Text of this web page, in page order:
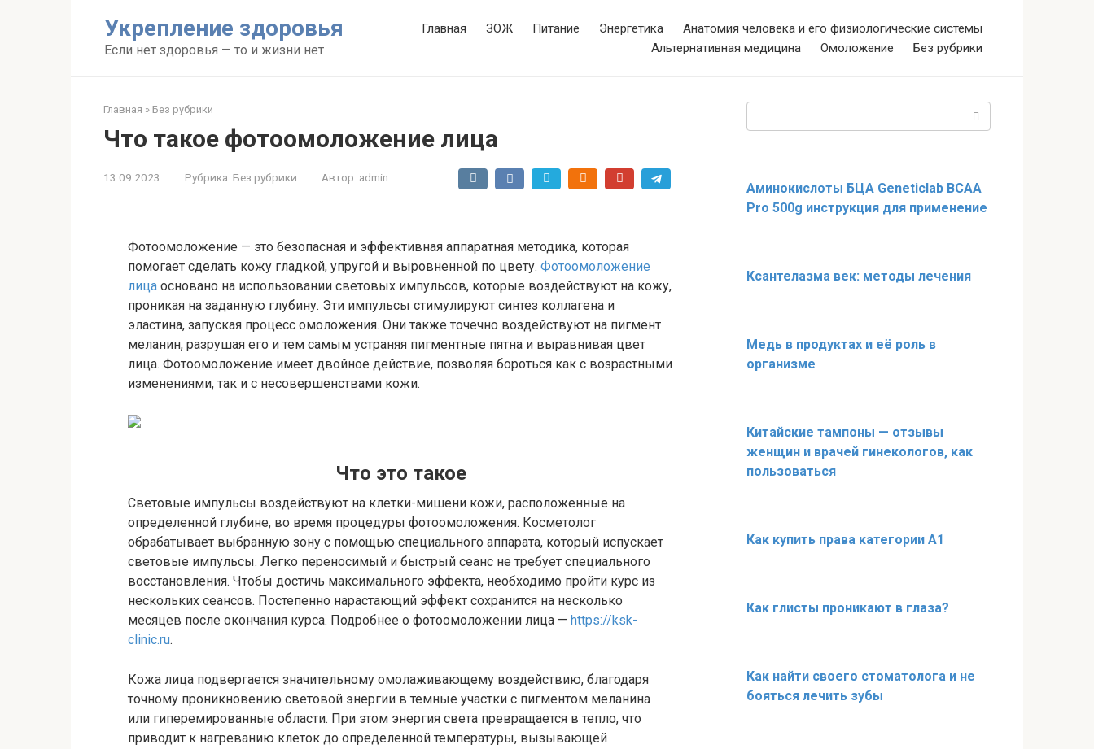
Укрепление здоровья
Если нет здоровья — то и жизни нет
Главная ЗОЖ Питание Энергетика
Анатомия человека и его физиологические системы
Альтернативная медицина
Омоложение Без рубрики
Главная » Без рубрики
Что такое фотоомоложение лица
13.09.2023 Рубрика: Без рубрики Автор: admin
Фотоомоложение — это безопасная и эффективная аппаратная методика, которая
помогает сделать кожу гладкой, упругой и выровненной по цвету. Фотоомоложение
лица основано на использовании световых импульсов, которые воздействуют на кожу,
проникая на заданную глубину. Эти импульсы стимулируют синтез коллагена и
эластина, запуская процесс омоложения. Они также точечно воздействуют на пигмент
меланин, разрушая его и тем самым устраняя пигментные пятна и выравнивая цвет
лица. Фотоомоложение имеет двойное действие, позволяя бороться как с возрастными
изменениями, так и с несовершенствами кожи.
Что это такое
Световые импульсы воздействуют на клетки-мишени кожи, расположенные на
определенной глубине, во время процедуры фотоомоложения. Косметолог
обрабатывает выбранную зону с помощью специального аппарата, который испускает
световые импульсы. Легко переносимый и быстрый сеанс не требует специального
восстановления. Чтобы достичь максимального эффекта, необходимо пройти курс из
нескольких сеансов. Постепенно нарастающий эффект сохранится на несколько
месяцев после окончания курса. Подробнее о фотоомоложении лица — https://ksk-
clinic.ru.
Кожа лица подвергается значительному омолаживающему воздействию, благодаря
точному проникновению световой энергии в темные участки с пигментом меланина
или гиперемированные области. При этом энергия света превращается в тепло, что
приводит к нагреванию клеток до определенной температуры, вызывающей
Аминокислоты БЦА Geneticlab BCAA
Pro 500g инструкция для применение
Ксантелазма век: методы лечения
Медь в продуктах и её роль в
организме
Китайские тампоны — отзывы
женщин и врачей гинекологов, как
пользоваться
Как купить права категории A1
Как глисты проникают в глаза?
Как найти своего стоматолога и не
бояться лечить зубы